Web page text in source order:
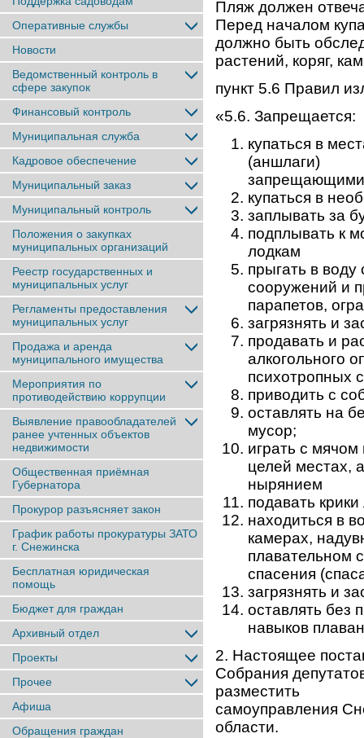
Оперативные службы
Новости
Ведомственный контроль в
сфере закупок
Финансовый контроль
Муниципальная служба
Кадровое обеспечение
Муниципальный заказ
Муниципальный контроль
Положения о закупках
муниципальных организаций
Реестр государственных и
муниципальных услуг
Регламенты предоставления
муниципальных услуг
Продажа и аренда
муниципального имущества
Мероприятия по
противодействию коррупции
Выявление правообладателей
ранее учтенныx объектов
недвижимости
Общественная приёмная
Губернатора
Прокурор разъясняет закон
График работы прокуратуры ЗАТО
г. Снежинска
Бесплатная юридическая
помощь
Бюджет для граждан
Архивный отдел
Проекты
Прочее
Афиша
Обращения граждан
Пляж должен
Перед началом
должно быть
растений, коряг,
пункт 5.6 Правил
«5.6. Запрещается:
купаться в
купаться в
заплывать за
подплывать к
лодкам и
прыгать в
сооружений и
парапетов,
загрязнять и
продавать и
алкогольного
психотропных
приводить с
оставлять на
мусор;
играть с
целей местах,
нырянием и
подавать
находиться в
камерах,
плавательном
спасения
загрязнять и
оставлять без
навыков
2. Настоящее
Собрания
разместить на
самоуправления
области.